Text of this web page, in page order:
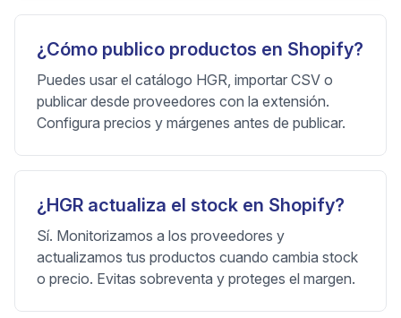
¿Cómo publico productos en Shopify?
Puedes usar el catálogo HGR, importar CSV o
publicar desde proveedores con la extensión.
Configura precios y márgenes antes de publicar.
¿HGR actualiza el stock en Shopify?
Sí. Monitorizamos a los proveedores y
actualizamos tus productos cuando cambia stock
o precio. Evitas sobreventa y proteges el margen.